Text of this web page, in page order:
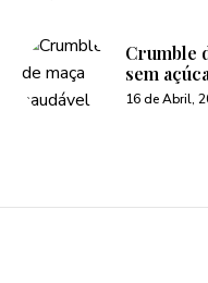
Crumble
sem
16 de Abril,